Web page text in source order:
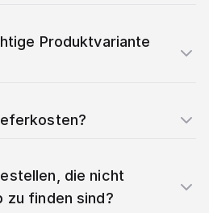
Produktvariante
die nicht
zu finden sind?